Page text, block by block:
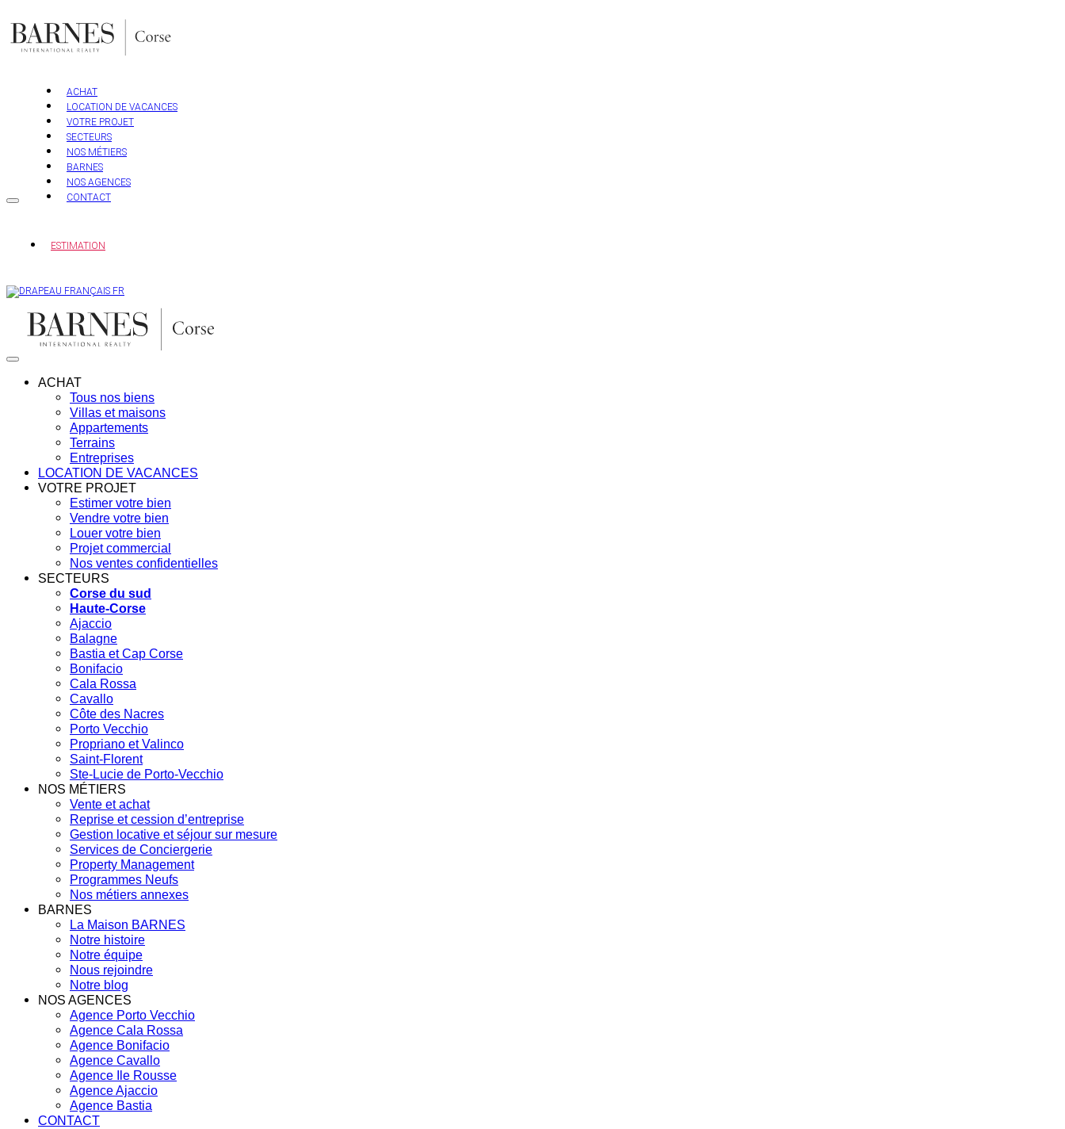
au
contenu
ACHAT
LOCATION DE VACANCES
VOTRE PROJET
SECTEURS
NOS MÉTIERS
BARNES
NOS AGENCES
CONTACT
ESTIMATION
FR
ACHAT
Tous nos biens
Villas et maisons
Appartements
Terrains
Entreprises
LOCATION DE VACANCES
VOTRE PROJET
Estimer votre bien
Vendre votre bien
Louer votre bien
Projet commercial
Nos ventes confidentielles
SECTEURS
Corse du sud
Haute-Corse
Ajaccio
Balagne
Bastia et Cap Corse
Bonifacio
Cala Rossa
Cavallo
Côte des Nacres
Porto Vecchio
Propriano et Valinco
Saint-Florent
Ste-Lucie de Porto-Vecchio
NOS MÉTIERS
Vente et achat
Reprise et cession d’entreprise
Gestion locative et séjour sur mesure
Services de Conciergerie
Property Management
Programmes Neufs
Nos métiers annexes
BARNES
La Maison BARNES
Notre histoire
Notre équipe
Nous rejoindre
Notre blog
NOS AGENCES
Agence Porto Vecchio
Agence Cala Rossa
Agence Bonifacio
Agence Cavallo
Agence Ile Rousse
Agence Ajaccio
Agence Bastia
CONTACT